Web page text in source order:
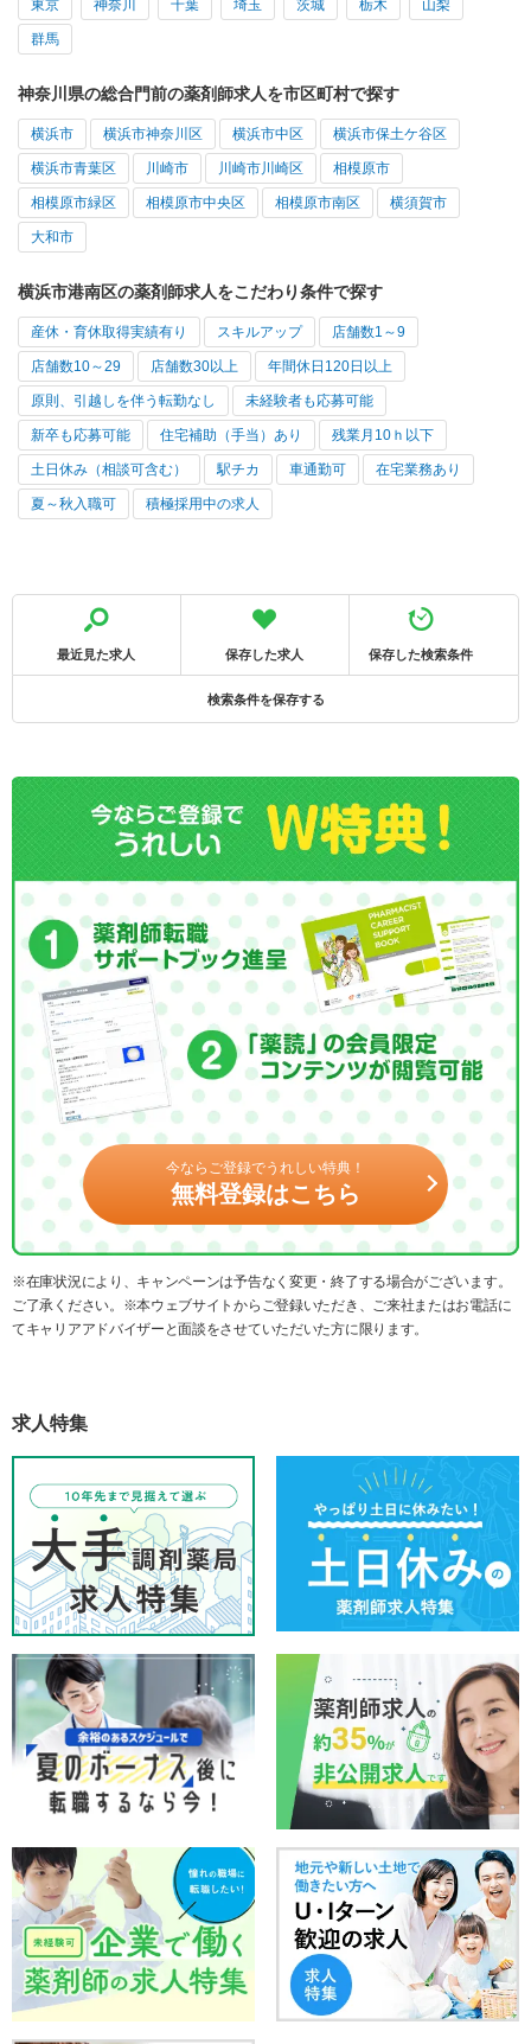
東京 神奈川 千葉 埼玉 茨城 栃木 山梨
群馬
神奈川県の総合門前の薬剤師求人を市区町村で探す
横浜市 横浜市神奈川区 横浜市中区 横浜市保土ケ谷区
横浜市青葉区 川崎市 川崎市川崎区 相模原市
相模原市緑区 相模原市中央区 相模原市南区 横須賀市
大和市
横浜市港南区の薬剤師求人をこだわり条件で探す
産休・育休取得実績有り スキルアップ 店舗数1～9
店舗数10～29 店舗数30以上 年間休日120日以上
原則、引越しを伴う転勤なし 未経験者も応募可能
新卒も応募可能 住宅補助（手当）あり 残業月10ｈ以下
土日休み（相談可含む） 駅チカ 車通勤可 在宅業務あり
夏～秋入職可 積極採用中の求人
最近見た求人 保存した求人 保存した検索条件
検索条件を保存する
今ならご登録でうれしい特典！
無料登録はこちら
※在庫状況により、キャンペーンは予告なく変更・終了する場合がございます。
ご了承ください。※本ウェブサイトからご登録いただき、ご来社またはお電話に
てキャリアアドバイザーと面談をさせていただいた方に限ります。
求人特集